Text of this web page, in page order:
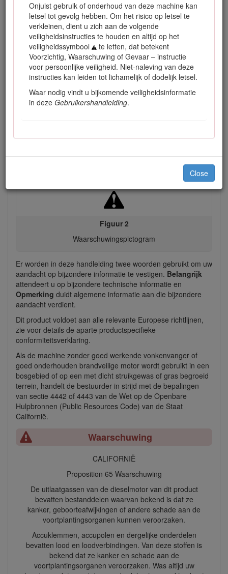
Onjuist gebruik of onderhoud van deze machine kan
letsel tot gevolg hebben. Om het risico op letsel te
verkleinen, dient u zich aan de volgende
veiligheidsinstructies te houden en altijd op het
veiligheidssymbool
te letten, dat betekent
Voorzichtig, Waarschuwing of Gevaar – instructie
voor persoonlijke veiligheid. Niet-naleving van deze
instructies kan leiden tot lichamelijk of dodelijk letsel.
Waar nodig vindt u bijkomende veiligheidsinformatie
in deze Gebruikershandleiding.
Close
Figuur 1
Plaats van modelnummer en serienummer
veiligheidswaarschuwingen die u kunt herkennen aan het
Figuur 2
Waarschuwingspictogram
Er worden in deze handleiding twee woorden gebruikt om uw
aandacht op bijzondere informatie te vestigen. Belangrijk
attendeert u op bijzondere technische informatie en
Opmerking duidt algemene informatie aan die bijzondere
aandacht verdient.
Dit product voldoet aan alle relevante Europese richtlijnen,
zie voor details de aparte productspecifieke
conformiteitsverklaring.
Als de machine zonder goed werkende vonkenvanger of
goed onderhouden brandveilige motor wordt gebruikt in een
bosgebied of op een met dicht struikgewas of gras begroeid
terrein, handelt de bestuurder in strijd met de bepalingen
van sectie 4442 of 4443 van de Wet op de Openbare
Hulpbronnen (Public Resources Code) van de Staat
Californië.
Waarschuwing
CALIFORNIË
Proposition 65 Waarschuwing
De uitlaatgassen van de dieselmotor van dit product
bevatten bestanddelen waarvan bekend is dat ze
kanker, geboorteafwijkingen of andere schade aan de
voortplantingsorganen kunnen veroorzaken.
Accuklemmen, accupolen en dergelijke onderdelen
bevatten lood en loodverbindingen. Van deze stoffen is
bekend dat ze kanker en schade aan de
voortplantingsorganen veroorzaken. Was altijd uw